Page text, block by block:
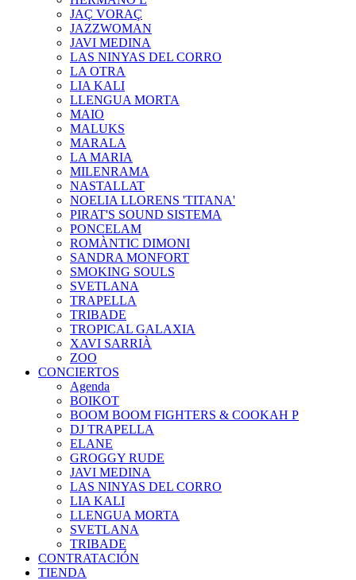
JAÇ VORAÇ
JAZZWOMAN
JAVI MEDINA
LAS NINYAS DEL CORRO
LA OTRA
LIA KALI
LLENGUA MORTA
MAIO
MALUKS
MARALA
LA MARIA
MILENRAMA
NASTALLAT
NOELIA LLORENS 'TITANA'
PIRAT'S SOUND SISTEMA
PONCELAM
ROMÀNTIC DIMONI
SANDRA MONFORT
SMOKING SOULS
SVETLANA
TRAPELLA
TRIBADE
TROPICAL GALAXIA
XAVI SARRIÀ
ZOO
CONCIERTOS
Agenda
BOIKOT
BOOM BOOM FIGHTERS & COOKAH P
DJ TRAPELLA
ELANE
GROGGY RUDE
JAVI MEDINA
LAS NINYAS DEL CORRO
LIA KALI
LLENGUA MORTA
SVETLANA
TRIBADE
CONTRATACIÓN
TIENDA